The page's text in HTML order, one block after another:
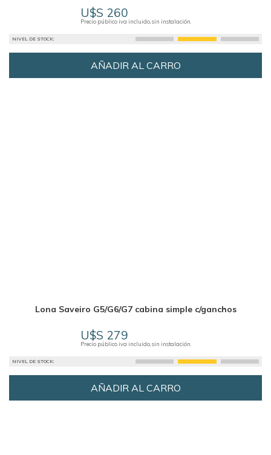
U$S 260
Precio público iva incluido, sin instalación.
NIVEL DE STOCK:
AÑADIR AL CARRO
Lona Saveiro G5/G6/G7 cabina simple c/ganchos
U$S 279
Precio público iva incluido, sin instalación.
NIVEL DE STOCK:
AÑADIR AL CARRO